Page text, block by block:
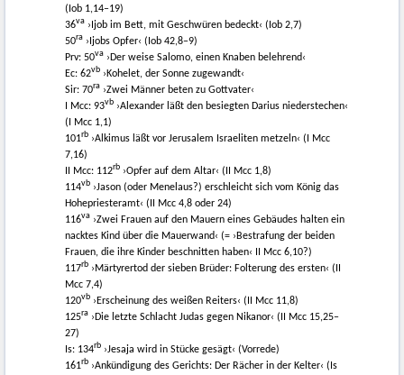
(Iob 1,14–19)
36va ›Ijob im Bett, mit Geschwüren bedeckt‹ (Iob 2,7)
50ra ›Ijobs Opfer‹ (Iob 42,8–9)
Prv: 50va ›Der weise Salomo, einen Knaben belehrend‹
Ec: 62vb ›Kohelet, der Sonne zugewandt‹
Sir: 70ra ›Zwei Männer beten zu Gottvater‹
I Mcc: 93vb ›Alexander läßt den besiegten Darius niederstechen‹
(I Mcc 1,1)
101rb ›Alkimus läßt vor Jerusalem Israeliten metzeln‹ (I Mcc
7,16)
II Mcc: 112rb ›Opfer auf dem Altar‹ (II Mcc 1,8)
114vb ›Jason (oder Menelaus?) erschleicht sich vom König das
Hohepriesteramt‹ (II Mcc 4,8 oder 24)
116va ›Zwei Frauen auf den Mauern eines Gebäudes halten ein
nacktes Kind über die Mauerwand‹ (= ›Bestrafung der beiden
Frauen, die ihre Kinder beschnitten haben‹ II Mcc 6,10?)
117rb ›Märtyrertod der sieben Brüder: Folterung des ersten‹ (II
Mcc 7,4)
120vb ›Erscheinung des weißen Reiters‹ (II Mcc 11,8)
125ra ›Die letzte Schlacht Judas gegen Nikanor‹ (II Mcc 15,25–
27)
Is: 134rb ›Jesaja wird in Stücke gesägt‹ (Vorrede)
161rb ›Ankündigung des Gerichts: Der Rächer in der Kelter‹ (Is